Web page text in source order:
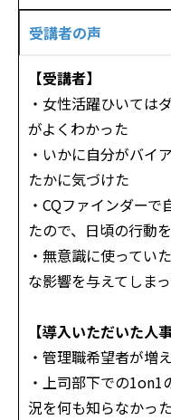
受講者の声
【受講者】
・女性活躍ひいては
がよくわかった
・いかに自分がバイ
たかに気づけた
・CQファインダー
たので、日頃の行動
・無意識に使ってい
な影響を与えてしま
【導入いただいた人
・管理職希望者が増
・上司部下での
況を何も知らなかっ